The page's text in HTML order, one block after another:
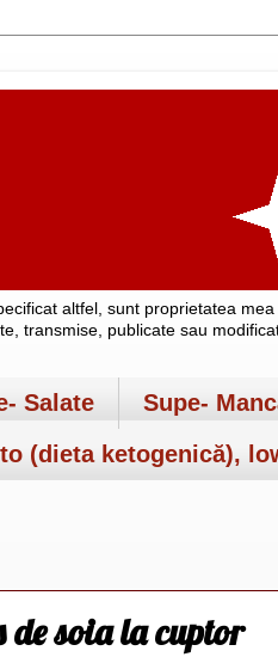
altfel, sunt proprietatea
transmise, publicate sau
Salate Supe-
(dieta ketogenică),
de soia la cuptor